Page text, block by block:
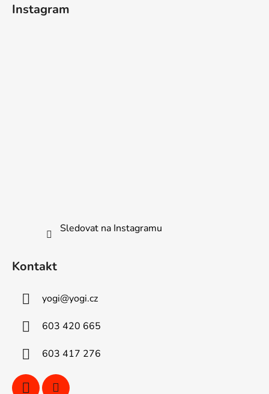
Instagram
Sledovat na Instagramu
Kontakt
yogi@yogi.cz
603 420 665
603 417 276